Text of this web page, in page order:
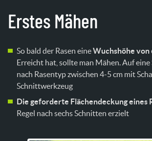
Erstes Mähen
So bald der Rasen eineWuchshöhe von
Erreicht hat, sollte man Mähen. Auf
nach Rasentyp zwischen 4-5 cm mit
Schnittwerkzeug
Die geforderte Flächendeckung eines
Regel nach sechs Schnitten erzielt